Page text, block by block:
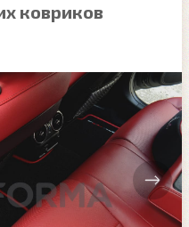
ковриков